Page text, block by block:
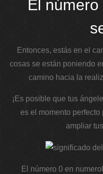
El
Entonces, estás en el
cosas se están poniendo
camino hacia la
¡Es posible que tus
es el momento
ampliar
El número 0 en